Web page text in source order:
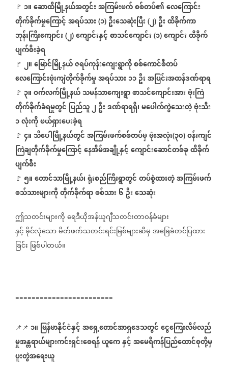
🚩 ၁။ဆောထိမြို့နယ်အတွင်းအကြမ်းဖက်စစ်တပ်၏လေကြောင်း
တိုက်ခိုက်မှုကြောင့်အရပ်သား (၁) ဦးသေဆုံးပြီး (၂) ဦးထိခိုက်ကာ
ဘုန်းကြီးကျောင်း (၂) ကျောင်းနှင့်စာသင်ကျောင်း (၁) ကျောင်းထိခိုက်
ပျက်စီးခဲ့ရ
🚩 ၂။မြောင်မြို့နယ်ဇရပ်ကုန်းကျေးရွာကိုစစ်ကောင်စီတပ်
လေကြောင်းဗုံးကျဲတိုက်ခိုက်မှုအရပ်သား၁၁ဦးအပြင်းအထန်ဒဏ်ရာရ
🚩 ၃။ဝက်လက်မြို့နယ်သမန်သာကျေးရွာစာသင်ကျောင်းအားဗုံးကြဲ
တိုက်ခိုက်ခံရမှုတွင် ပြည်သူ၂ဦးဒဏ်ရာရရှိ၊မပေါက်ကွဲသေးတဲ့ဗုံးသီး
၁လုံးကိုဖယ်ရှားပေးခဲ့ရ
🚩 ၄။သီပေါမြို့နယ်တွင်အကြမ်းဖက်စစ်တပ်မှဗုံးအလုံး(၃၀) ဝန်းကျင်
ကြဲချတိုက်ခိုက်မှုကြောင့်နေအိမ်အချို့နှင့်ကျောင်းဆောင်တစ်ခုထိခိုက်
ပျက်စီး
🚩 ၅။တောင်သာမြို့နယ်၊ရုံးစည်ကြီးရွာတွင်တပ်စွဲထားတဲ့အကြမ်းဖက်
စသ်သားများကိုတိုက်ခိုက်ရာစစ်သား ၆ ဦးသေဆုံး
ဤသတင်းများကိုရေဒီယိုအန်ယူဂျီသတင်းတာဝန်ခံများ
နှင့်ခိုင်လုံသောမိတ်ဖက်သတင်းရင်းမြစ်များဆီမှအခြေခံတင်ပြထား
ခြင်း ဖြစ်ပါတယ်။
========================
📌📌 ⁨⁨⁨⁨⁨⁨⁨⁨⁨⁨⁨⁨⁨ ၁။ မြန်မာနိုင်ငံနှင့်အရှေ့တောင်အာရှဒေသတွင်ငွေကြေးလိမ်လည်
မှုအန္တရာယ်များကင်းရှင်းစေရန်ယူကေနှင့်အမေရိကန်ပြည်ထောင်စုတို့မှ
ပူးတွဲအရေးယူ